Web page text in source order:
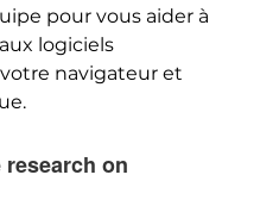
pour vous aider à
logiciels
navigateur et
on